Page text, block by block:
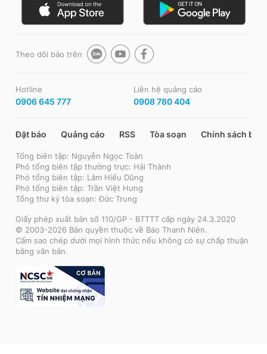
Theo dõi báo trên
Hotline
0906 645 777
Liên hệ quảng cáo
0908 780 404
Đặt báo Quảng cáo RSS Tòa soạn Chính sách bảo
Tổng biên tập: Nguyễn Ngọc Toàn
Phó tổng biên tập thường trực: Hải Thành
Phó tổng biên tập: Lâm Hiếu Dũng
Phó tổng biên tập: Trần Việt Hưng
Tổng thư ký tòa soạn: Đức Trung
Giấy phép xuất bản số 110/GP - BTTTT cấp ngày 24.3.2020
© 2003-2026 Bản quyền thuộc về Báo Thanh Niên.
Cấm sao chép dưới mọi hình thức nếu không có sự chấp thuận
bằng văn bản.